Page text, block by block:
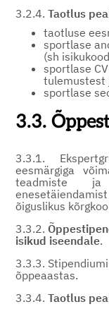
3.2.4. Taotlus
taotluse
sportlase
(sh
sportlase
tulemustest
sportlase
3.3.
3.3.1.
eesmärgiga
teadmiste
õiguslikus
3.3.2.
isikud iseendale.
3.3.3.
õppeaastas.
3.3.4. Taotlus